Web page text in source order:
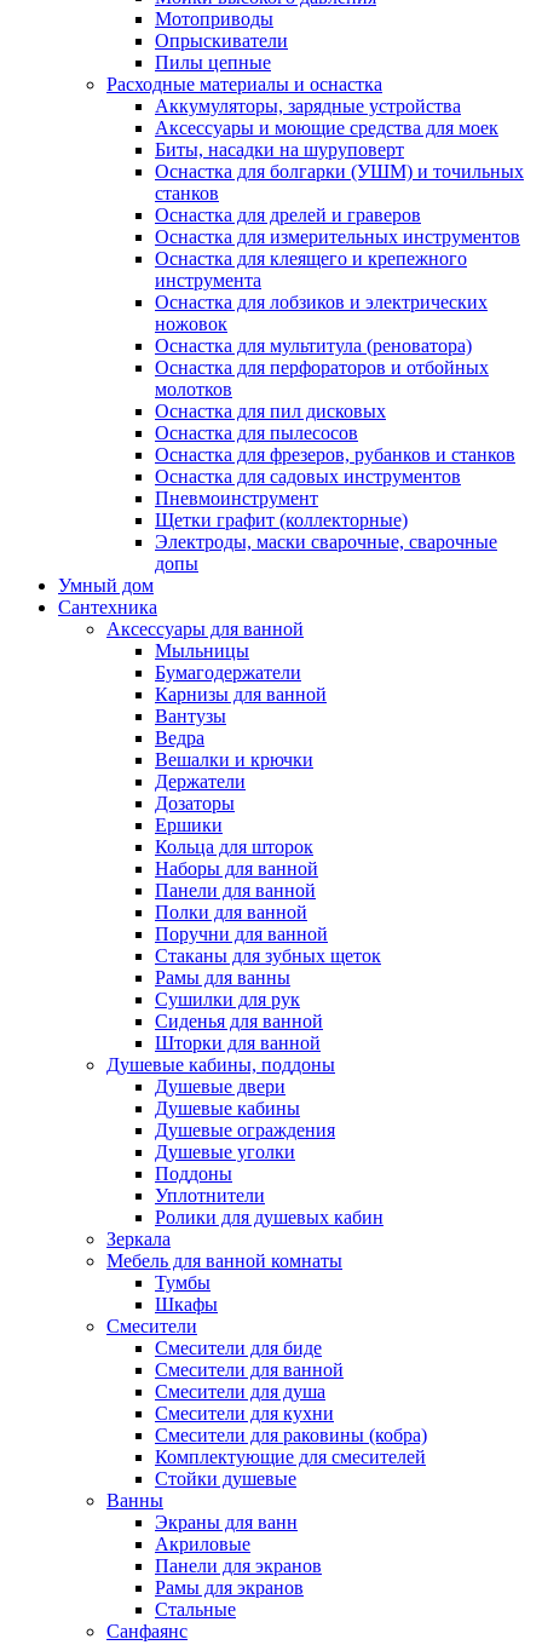
Мотоприводы
Опрыскиватели
Пилы цепные
Расходные материалы и оснастка
Аккумуляторы, зарядные устройства
Аксессуары и моющие средства для моек
Биты, насадки на шуруповерт
Оснастка для болгарки (УШМ) и точильных
станков
Оснастка для дрелей и граверов
Оснастка для измерительных инструментов
Оснастка для клеящего и крепежного
инструмента
Оснастка для лобзиков и электрических
ножовок
Оснастка для мультитула (реноватора)
Оснастка для перфораторов и отбойных
молотков
Оснастка для пил дисковых
Оснастка для пылесосов
Оснастка для фрезеров, рубанков и станков
Оснастка для садовых инструментов
Пневмоинструмент
Щетки графит (коллекторные)
Электроды, маски сварочные, сварочные
допы
Умный дом
Сантехника
Аксессуары для ванной
Мыльницы
Бумагодержатели
Карнизы для ванной
Вантузы
Ведра
Вешалки и крючки
Держатели
Дозаторы
Ершики
Кольца для шторок
Наборы для ванной
Панели для ванной
Полки для ванной
Поручни для ванной
Стаканы для зубных щеток
Рамы для ванны
Сушилки для рук
Сиденья для ванной
Шторки для ванной
Душевые кабины, поддоны
Душевые двери
Душевые кабины
Душевые ограждения
Душевые уголки
Поддоны
Уплотнители
Ролики для душевых кабин
Зеркала
Мебель для ванной комнаты
Тумбы
Шкафы
Смесители
Смесители для биде
Смесители для ванной
Смесители для душа
Смесители для кухни
Смесители для раковины (кобра)
Комплектующие для смесителей
Стойки душевые
Ванны
Экраны для ванн
Акриловые
Панели для экранов
Рамы для экранов
Стальные
Санфаянс